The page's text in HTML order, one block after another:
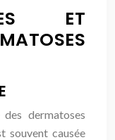
ET
dermatoses
souvent causée